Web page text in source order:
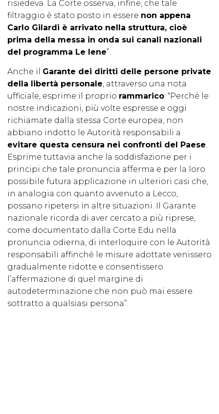
risiedeva. La Corte osserva, infine, che tale
filtraggio è stato posto in essere non appena
Carlo Gilardi è arrivato nella struttura, cioè
prima della messa in onda sui canali nazionali
del programma Le Iene”.
Anche il Garante dei diritti delle persone private
della libertà personale, attraverso una nota
ufficiale, esprime il proprio rammarico: “Perché le
nostre indicazioni, più volte espresse e oggi
richiamate dalla stessa Corte europea, non
abbiano indotto le Autorità responsabili a
evitare questa censura nei confronti del Paese.
Esprime tuttavia anche la soddisfazione per i
principi che tale pronuncia afferma e per la loro
possibile futura applicazione in ulteriori casi che,
in analogia con quanto avvenuto a Lecco,
possano ripetersi in altre situazioni. Il Garante
nazionale ricorda di aver cercato a più riprese,
come documentato dalla Corte Edu nella
pronuncia odierna, di interloquire con le Autorità
responsabili affinché le misure adottate venissero
gradualmente ridotte e consentissero
l’affermazione di quel margine di
autodeterminazione che non può mai essere
sottratto a qualsiasi persona”.